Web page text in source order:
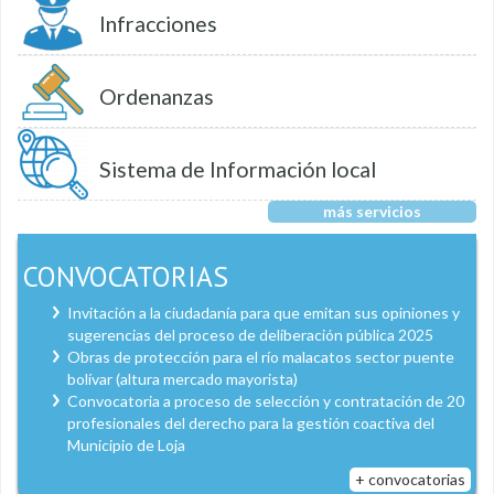
Infracciones
Ordenanzas
Sistema de Información local
más servicios
CONVOCATORIAS
Invitación a la ciudadanía para que emitan sus opiniones y
sugerencias del proceso de deliberación pública 2025
Obras de protección para el río malacatos sector puente
bolívar (altura mercado mayorista)
Convocatoria a proceso de selección y contratación de 20
profesionales del derecho para la gestión coactiva del
Municipio de Loja
+ convocatorias